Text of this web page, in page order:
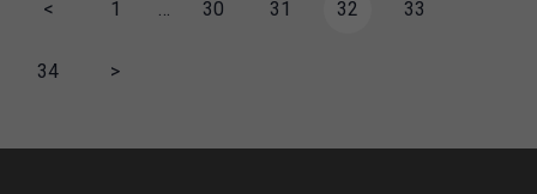
< 1 … 30 31 32 33
34 >